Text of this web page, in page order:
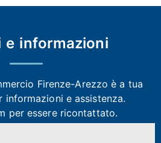
e informazioni
Firenze-Arezzoè a tua
informazioni e assistenza.
per essere ricontattato.